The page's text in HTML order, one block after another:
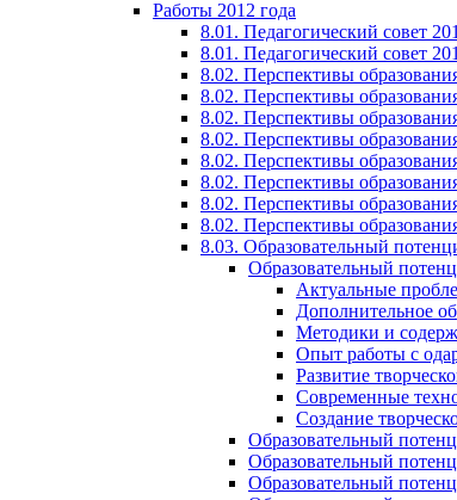
Работы 2012 года
8.01. Педагогический совет
8.01. Педагогический совет
8.02. Перспективы
8.02. Перспективы
8.02. Перспективы
8.02. Перспективы
8.02. Перспективы
8.02. Перспективы
8.02. Перспективы
8.02. Перспективы
8.03. Образовательный
Образовательный
Актуальные
Дополнительное
Методики и
Опыт работы с
Развитие
Современные
Создание
Образовательный
Образовательный
Образовательный